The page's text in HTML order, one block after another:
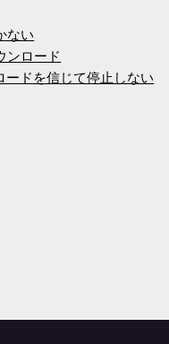
ない
ンロード
ドを信じて停止しない